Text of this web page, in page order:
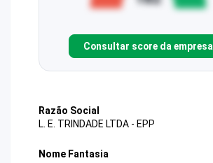
Consultar score da empresa
Razão Social
L. E. TRINDADE LTDA - EPP
Nome Fantasia